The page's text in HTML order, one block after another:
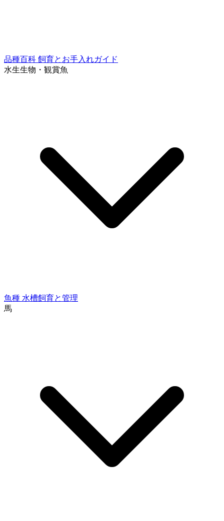
品種百科 飼育とお手入れガイド
水生生物・観賞魚
魚種 水槽飼育と管理
馬